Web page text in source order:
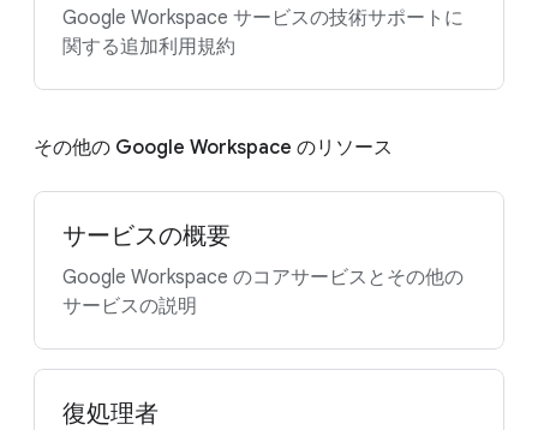
Google Workspace サービスの技術サポートに
関する追加利用規約
その他の Google Workspace のリソース
サービスの概要
Google Workspace のコアサービスとその他の
サービスの説明
復処理者